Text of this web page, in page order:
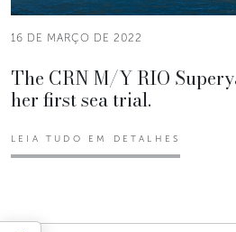
16 DE MARÇO DE 2022
The CRN M/Y RIO
her first sea trial.
LEIA TUDO EM DETALHES